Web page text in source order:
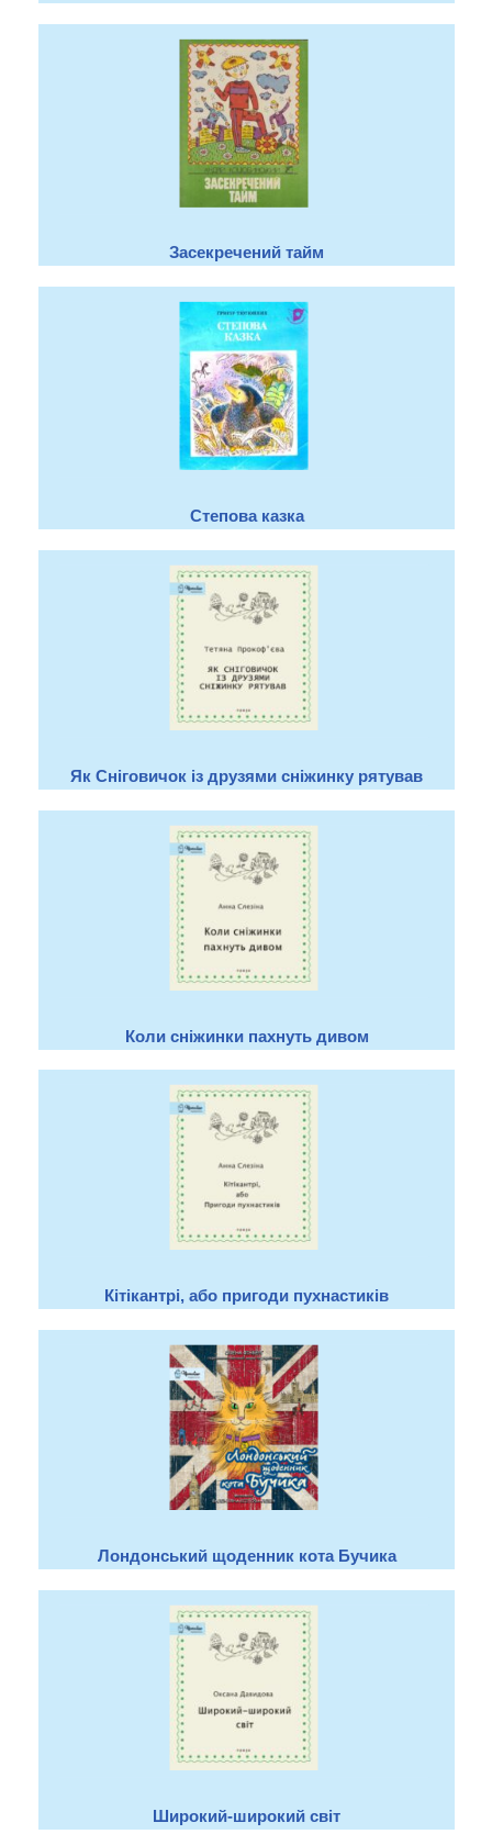
Засекречений тайм
Степова казка
Як Сніговичок із друзями сніжинку рятував
Коли сніжинки пахнуть дивом
Кітікантрі, або пригоди пухнастиків
Лондонський щоденник кота Бучика
Широкий-широкий світ